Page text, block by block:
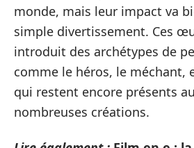
monde, mais leur impact va
simple divertissement. Ces
introduit des archétypes de
comme le héros, le méchant,
qui restent encore présents
nombreuses créations.